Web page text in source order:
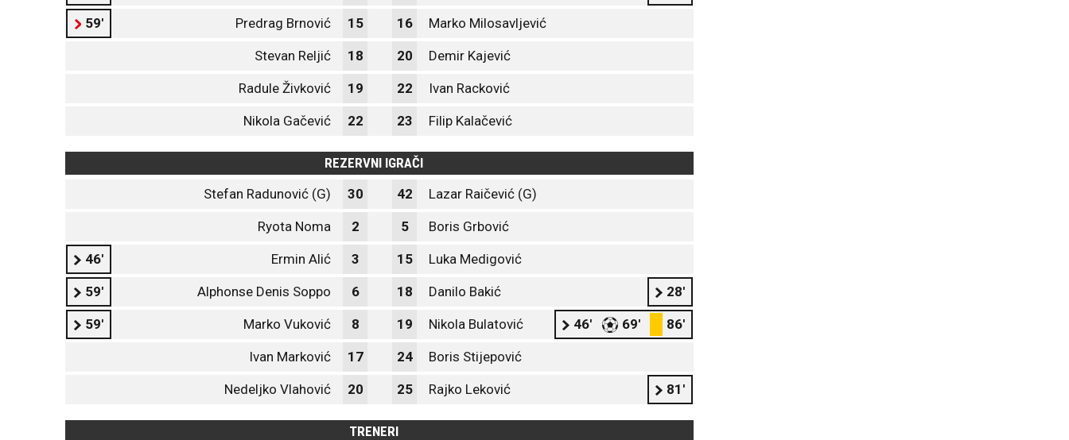
59' Predrag Brnović 15 16 Marko Milosavljević
Stevan Reljić 18 20 Demir Kajević
Radule Živković 19 22 Ivan Racković
Nikola Gačević 22 23 Filip Kalačević
REZERVNI IGRAČI
Stefan Radunović (G)
30 42 Lazar Raičević (G)
Ryota Noma 2 5 Boris Grbović
46' Ermin Alić 3 15 Luka Medigović
59' Alphonse Denis Soppo 6 18 Danilo Bakić 28'
59' Marko Vuković 8 19 Nikola Bulatović 46' 69' 86'
Ivan Marković 17 24 Boris Stijepović
Nedeljko Vlahović 20 25 Rajko Leković 81'
TRENERI